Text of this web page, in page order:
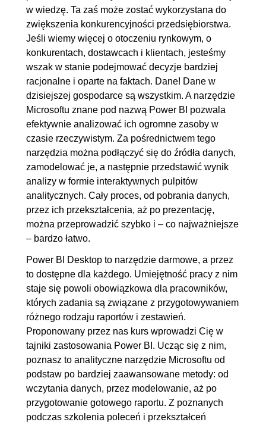
4. Przekształcenia 00:51:32
4.1. Unpivot
00:08:22
4.2. Kolumna przestawna
00:04:19
4.3. Podział tekstu na wiersze
4.4. Kolumna z przykładów
00:08:18
4.5. Kolumna warunkowa
00:05:10
4.6. Funkcje tekstu
00:10:30
4.7. Funkcje dat
00:10:06
5. Grupowanie danych 00:07:47
5.1. Grupowanie danych 00:07:47
6. Automatyzacja pobierania danych
z tabel, folderów
00:49:06
6.1. Pobieranie danych z kilku
tabel
6.2. Pobieranie danych xls z
katalogu
00:18:12
6.3. Pobieranie danych xls z
katalogu - kolumna
niestandardowa
00:13:22
6.4. Pobieranie danych pdf z
katalogu - kolumna
niestandardowa
OGLĄDAJ »
00:05:46
w wiedzę. Ta zaś może zostać wykorzystana do
zwiększenia konkurencyjności przedsiębiorstwa.
Jeśli wiemy więcej o otoczeniu rynkowym, o
konkurentach, dostawcach i klientach, jesteśmy
wszak w stanie podejmować decyzje bardziej
racjonalne i oparte na faktach. Dane! Dane w
dzisiejszej gospodarce są wszystkim. A narzędzie
Microsoftu znane pod nazwą Power BI pozwala
efektywnie analizować ich ogromne zasoby w
czasie rzeczywistym. Za pośrednictwem tego
narzędzia można podłączyć się do źródła danych,
zamodelować je, a następnie przedstawić wynik
analizy w formie interaktywnych pulpitów
analitycznych. Cały proces, od pobrania danych,
przez ich przekształcenia, aż po prezentację,
można przeprowadzić szybko i – co najważniejsze
– bardzo łatwo.
Power BI Desktop to narzędzie darmowe, a przez
to dostępne dla każdego. Umiejętność pracy z nim
staje się powoli obowiązkowa dla pracowników,
których zadania są związane z przygotowywaniem
różnego rodzaju raportów i zestawień.
Proponowany przez nas kurs wprowadzi Cię w
tajniki zastosowania Power BI. Ucząc się z nim,
poznasz to analityczne narzędzie Microsoftu od
podstaw po bardziej zaawansowane metody: od
wczytania danych, przez modelowanie, aż po
przygotowanie gotowego raportu. Z poznanych
podczas szkolenia poleceń i przekształceń